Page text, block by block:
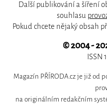
Další publikování a šíření
souhlasu
Pokud chcete nějaký obsah
© 2004 -
ISSN
Magazín PŘÍRODA.cz je již od
na originálním redakčním